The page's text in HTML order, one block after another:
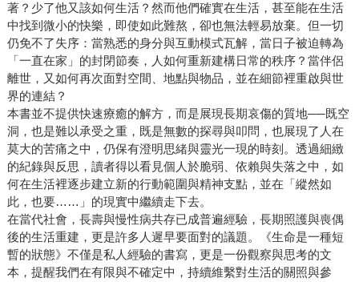
著？少了他又該如何生活？然而他們確實在生活，甚至能在生活
中找到微小的快樂，即使如此難熬，卻也無法輕易放棄。但一切
仍免不了失序：當熟悉的身分與互動模式瓦解，當日子被迫轉為
「一直在家」的封閉節奏，人如何重新建構日常的秩序？當伴侶
離世，又如何再次面對空間、地點與物品，並在細節裡重啟與世
界的連結？
本書並不提供快速療癒的解方，而是展現長期哀傷的質地──既空
洞，也是難以承受之重，既是無數的探尋與叩問，也展現了人在
莫大的苦痛之中，仍保有澄明思緒與靈光一現的時刻。透過細緻
的紀錄與反思，讀者得以看見個人於脆弱、依賴與失落之中，如
何在生活裡逐步建立新的行動範圍與精神支點，並在「縱然如
此，也要……」的現實中繼續走下去。
在當代社會，長壽與慢性病共存已成普遍經驗，長期照護與喪偶
後的生活重建，更是許多人遲早要面對的議題。《生命是一種短
暫的狀態》不僅是私人經驗的書寫，更是一份觀察與思考的文
本，提醒我們在有限與不確定中，持續維繫對生活的關照與參